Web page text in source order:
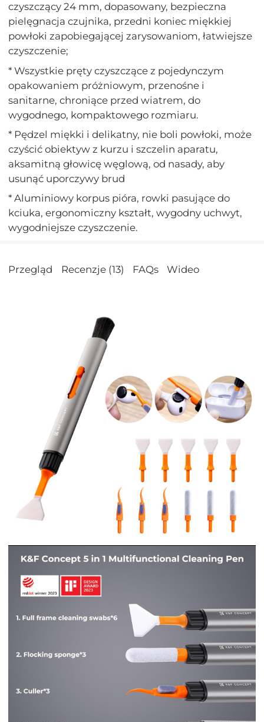
czyszczący 24 mm, dopasowany, bezpieczna
pielęgnacja czujnika, przedni koniec miękkiej
powłoki zapobiegającej zarysowaniom, łatwiejsze
czyszczenie;
* Wszystkie pręty czyszczące z pojedynczym
opakowaniem próżniowym, przenośne i
sanitarne, chroniące przed wiatrem, do
wygodnego, kompaktowego rozmiaru.
* Pędzel miękki i delikatny, nie boli powłoki, może
czyścić obiektyw z kurzu i szczelin aparatu,
aksamitną głowicę węglową, od nasady, aby
usunąć uporczywy brud
* Aluminiowy korpus pióra, rowki pasujące do
kciuka, ergonomiczny kształt, wygodny uchwyt,
wygodniejsze czyszczenie.
Przegląd Recenzje (13) FAQs Wideo